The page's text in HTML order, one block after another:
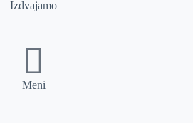
Izdvajamo
Meni